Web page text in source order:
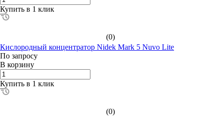
Купить в 1 клик
(0)
Кислородный концентратор Nidek Mark 5 Nuvo Lite
По запросу
В корзину
Купить в 1 клик
(0)